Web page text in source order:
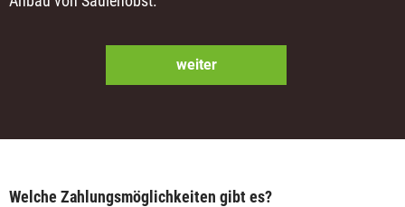
weiter
Welche Zahlungsmöglichkeiten gibt es?